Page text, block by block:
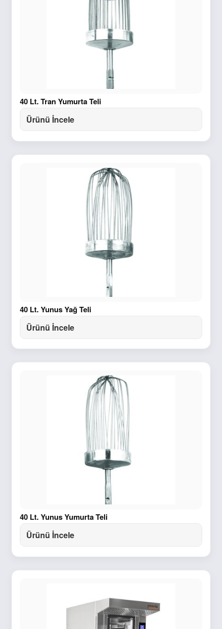
40 Lt. Tran Yumurta Teli
Ürünü İncele
40 Lt. Yunus Yağ Teli
Ürünü İncele
40 Lt. Yunus Yumurta Teli
Ürünü İncele